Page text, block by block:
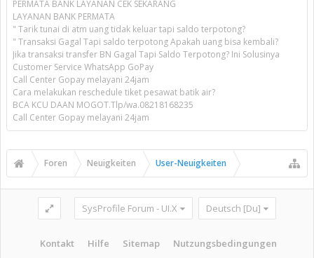
PERMATA BANK LAYANAN CEK SEKARANG
LAYANAN BANK PERMATA
" Tarik tunai di atm uang tidak keluar tapi saldo terpotong?
" Transaksi Gagal Tapi saldo terpotong Apakah uang bisa kembali?
Jika transaksi transfer BN Gagal Tapi Saldo Terpotong? Ini Solusinya
Customer Service WhatsApp GoPay
Call Center Gopay melayani 24jam
Cara melakukan reschedule tiket pesawat batik air?
BCA KCU DAAN MOGOT.Tlp/wa.08218168235
Call Center Gopay melayani 24jam
Foren Neuigkeiten User-Neuigkeiten
SysProfile Forum - UI.X Deutsch [Du]
Kontakt Hilfe Sitemap Nutzungsbedingungen